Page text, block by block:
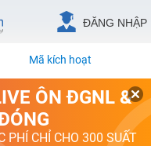
ĐĂNG NHẬP
Mã kích hoạt
ÔN ĐGNL &
PHÍ CHỈ CHO 300 SUẤT